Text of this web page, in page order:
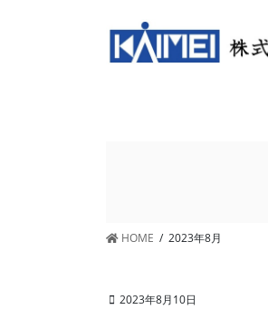
HOME 2023年8月
2023年8月10日